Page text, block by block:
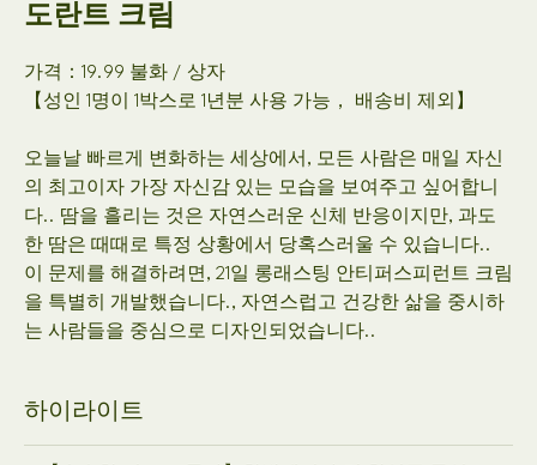
도란트 크림
가격：19.99 불화 / 상자
【성인 1명이 1박스로 1년분 사용 가능， 배송비 제외】
오늘날 빠르게 변화하는 세상에서, 모든 사람은 매일 자신
의 최고이자 가장 자신감 있는 모습을 보여주고 싶어합니
다.. 땀을 흘리는 것은 자연스러운 신체 반응이지만, 과도
한 땀은 때때로 특정 상황에서 당혹스러울 수 있습니다..
이 문제를 해결하려면, 21일 롱래스팅 안티퍼스피런트 크림
을 특별히 개발했습니다., 자연스럽고 건강한 삶을 중시하
는 사람들을 중심으로 디자인되었습니다..
하이라이트